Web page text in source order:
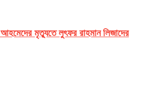
মৃত্যুতে লুৎফর রাহমান লিজাদের